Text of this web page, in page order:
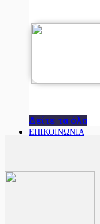
Δείτε τα όλα
ΕΠΙΚΟΙΝΩΝΙΑ